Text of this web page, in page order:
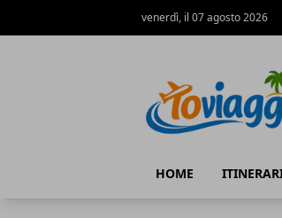
venerdì, il 07 agosto 2026
HOME